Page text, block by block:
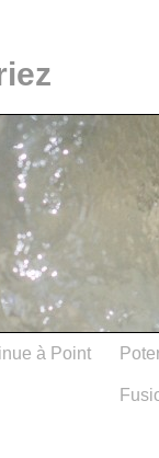
à Point